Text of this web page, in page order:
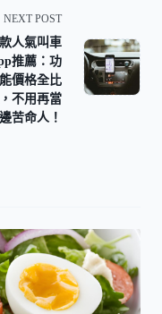
NEXT POST
人氣叫車
推薦：功
能價格全比
不用再當
苦命人！